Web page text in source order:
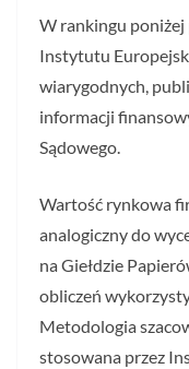
W rankingu
Instytutu
wiarygodnych,
informacji
Sądowego.
Wartość rynkowa
analogiczny do
na Giełdzie
obliczeń
Metodologia
stosowana przez